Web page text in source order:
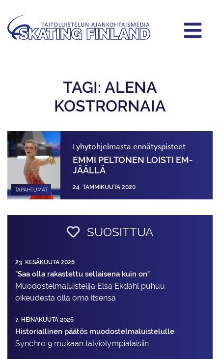
TAGI: ALENA
KOSTRORNAIA
TAPAHTUMAT
Lyhytohjelmasta ennätyspisteet
EMMI PELTONEN LOISTI EM-
JÄÄLLÄ
24. TAMMIKUUTA 2020
SUOSITTUA
23. KESÄKUUTA 2026
"Saa olla rakastettu sellaisena kuin on"
Muodostelma­luistelija Elsa Ekdahl puhuu
oikeudesta olla oma itsensä
7. HEINÄKUUTA 2026
Historiallinen päätös muodostelmaluistelulle
Synchro 9 mukaan talviolympialaisiin